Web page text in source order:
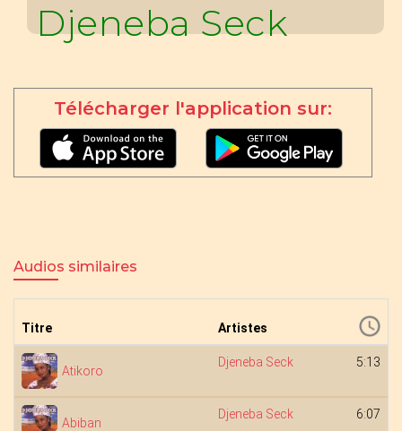
Djeneba Seck
Télécharger l'application sur:
Audios similaires
Titre Artistes
Atikoro
Djeneba Seck 5:13
Abiban
Djeneba Seck 6:07